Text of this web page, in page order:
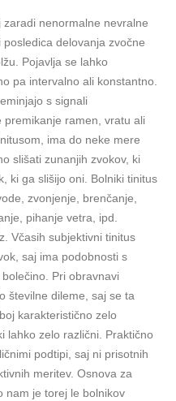
nenormalne nevralne
delovanja zvočne
Pojavlja se lahko
pa intervalno ali konstantno.
s signali
ramen, vratu ali
ima do neke mere
slišati zunanjih zvokov, ki
ki ga slišijo oni. Bolniki tinitus
zvonjenje, brenčanje,
pihanje vetra, ipd.
Včasih subjektivni tinitus
saj ima podobnosti s
Pri obravnavi
številne dileme, saj se ta
karakteristično zelo
lahko zelo različni. Praktično
podtipi, saj ni prisotnih
meritev. Osnova za
nam je torej le bolnikov